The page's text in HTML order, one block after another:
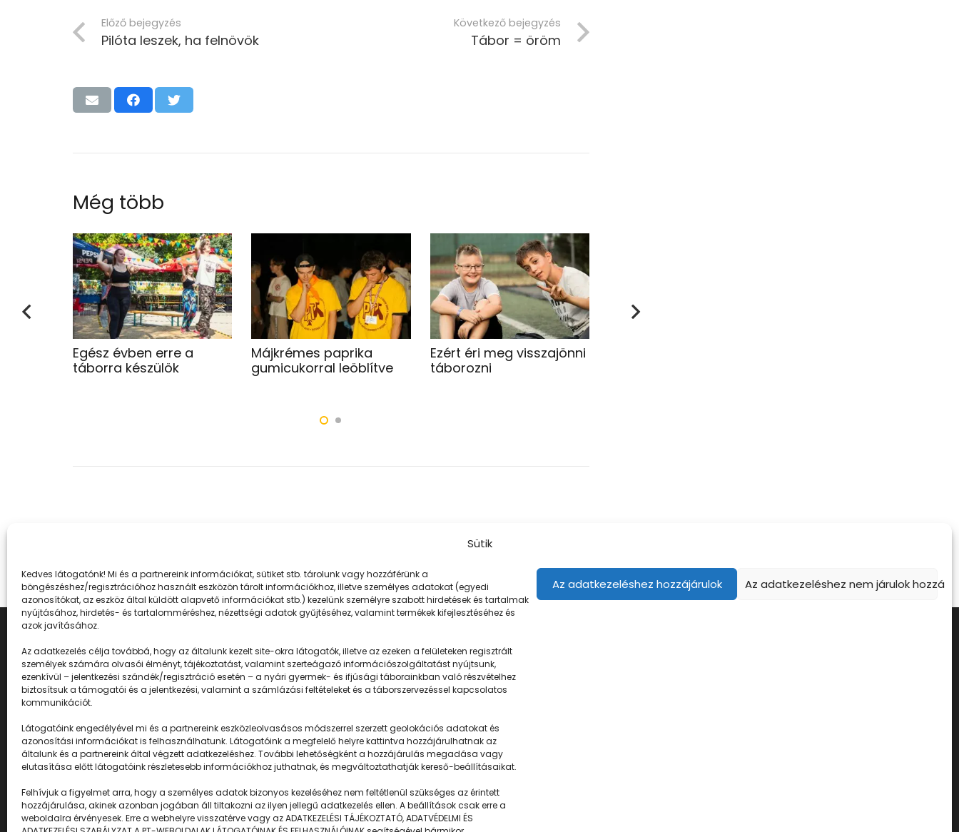
Sütik
Kedves látogatónk! Mi és a partnereink információkat, sütiket stb. tárolunk vagy hozzáférünk a
böngészéshez/regisztrációhoz használt eszközön tárolt információkhoz, illetve személyes adatokat (egyedi
azonosítókat, az eszköz által küldött alapvető információkat stb.) kezelünk személyre szabott hirdetések és tartalmak
nyújtásához, hirdetés- és tartalomméréshez, nézettségi adatok gyűjtéséhez, valamint termékek kifejlesztéséhez és
azok javításához.
Az adatkezelés célja továbbá, hogy az általunk kezelt site-okra látogatók, illetve az ezeken a felületeken regisztrált
személyek számára olvasói élményt, tájékoztatást, valamint szerteágazó információszolgáltatást nyújtsunk,
ezenkívül – jelentkezési szándék/regisztráció esetén – a nyári gyermek- és ifjúsági táborainkban való részvételhez
biztosítsuk a támogatói és a jelentkezési, valamint a számlázási feltételeket és a táborszervezéssel kapcsolatos
kommunikációt.
Látogatóink engedélyével mi és a partnereink eszközleolvasásos módszerrel szerzett geolokációs adatokat és
azonosítási információkat is felhasználhatunk. Látogatóink a megfelelő helyre kattintva hozzájárulhatnak az
általunk és a partnereink által végzett adatkezeléshez. További lehetőségként a hozzájárulás megadása vagy
elutasítása előtt látogatóink részletesebb információkhoz juthatnak, és megváltoztathatják kereső-beállításaikat.
Felhívjuk a figyelmet arra, hogy a személyes adatok bizonyos kezeléséhez nem feltétlenül szükséges az érintett
hozzájárulása, akinek azonban jogában áll tiltakozni az ilyen jellegű adatkezelés ellen. A beállítások csak erre a
weboldalra érvényesek. Erre a webhelyre visszatérve vagy az ADATKEZELÉSI TÁJÉKOZTATÓ, ADATVÉDELMI ÉS
Az adatkezeléshez hozzájárulok Az adatkezeléshez nem járulok hozzá
Előző bejegyzés
Pilóta leszek, ha felnövök
Következő bejegyzés
Tábor = öröm
Még több
Egész évben erre a
táborra készülök
Májkrémes paprika
gumicukorral leöblítve
Ezért éri meg visszajönni
táborozni
Napközisgyerektábor.hu
Navigáció
Egyveleg
Nyári ötlet
Kamera